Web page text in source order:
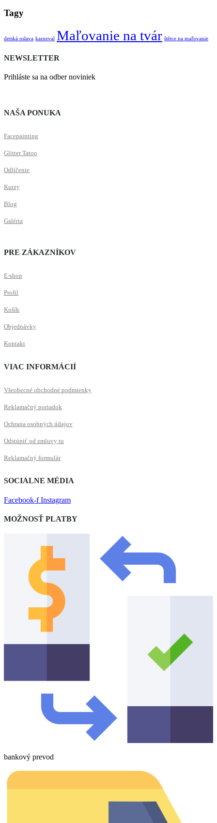
Tagy
detská oslava karneval Maľovanie na tvár štětce na maľovanie
NEWSLETTER
Prihláste sa na odber noviniek
NAŠA PONUKA
Facepainting
Glitter Tatoo
Odlíčenie
Kurzy
Blog
Galéria
PRE ZÁKAZNÍKOV
E-shop
Profil
Košík
Objednávky
Kontakt
VIAC INFORMÁCIÍ
Všeobecné obchodné podmienky
Reklamačný poriadok
Ochrana osobných údajov
Odstúpiť od zmluvy tu
Reklamačný formulár
SOCIALNE MÉDIA
Facebook-f Instagram
MOŽNOSŤ PLATBY
bankový prevod